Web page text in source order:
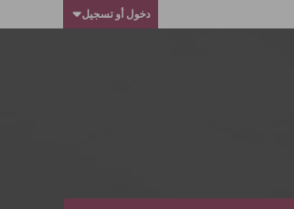
دخول أو تسجيل